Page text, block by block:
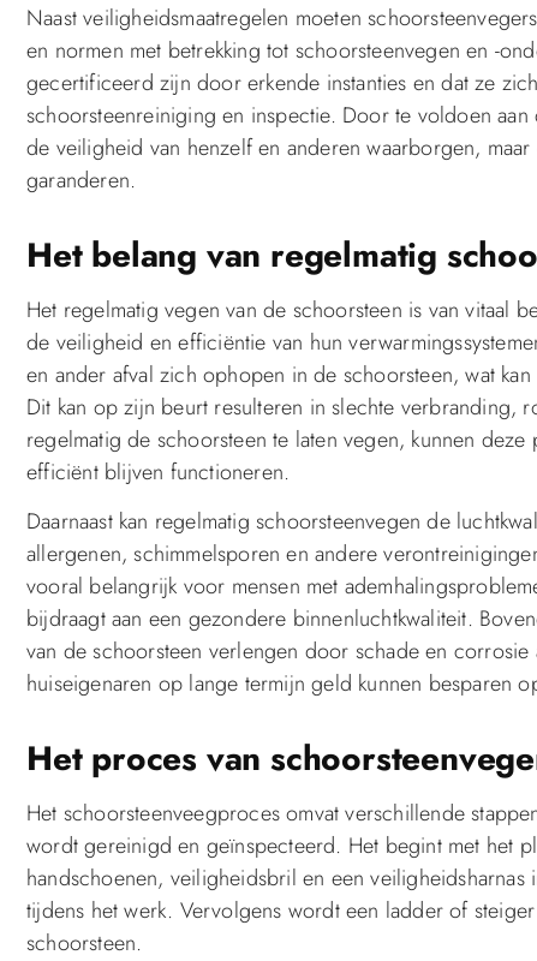
Naast veiligheidsmaatregelen moeten
en normen met betrekking tot schoorsteenvegen en -
gecertificeerd zijn door erkende instanties en dat ze
schoorsteenreiniging en inspectie. Door te voldoen
de veiligheid van henzelf en anderen waarborgen,
garanderen.
Het belang van regelmatig
Het regelmatig vegen van de schoorsteen is van vitaal
de veiligheid en efficiëntie van hun
en ander afval zich ophopen in de schoorsteen, wat
Dit kan op zijn beurt resulteren in slechte verbranding,
regelmatig de schoorsteen te laten vegen, kunnen
efficiënt blijven functioneren.
Daarnaast kan regelmatig schoorsteenvegen de
allergenen, schimmelsporen en andere
vooral belangrijk voor mensen met
bijdraagt aan een gezondere binnenluchtkwaliteit.
van de schoorsteen verlengen door schade en
huiseigenaren op lange termijn geld kunnen besparen
Het proces van
Het schoorsteenveegproces omvat verschillende
wordt gereinigd en geïnspecteerd. Het begint met het
handschoenen, veiligheidsbril en een
tijdens het werk. Vervolgens wordt een ladder of
schoorsteen.